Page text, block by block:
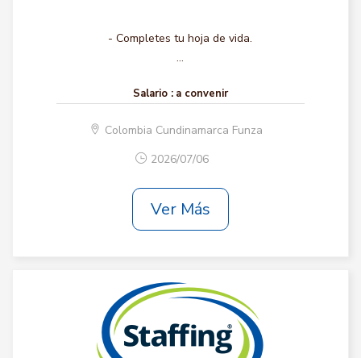
- Completes tu hoja de vida.
...
Salario : a convenir
Colombia Cundinamarca Funza
2026/07/06
Ver Más